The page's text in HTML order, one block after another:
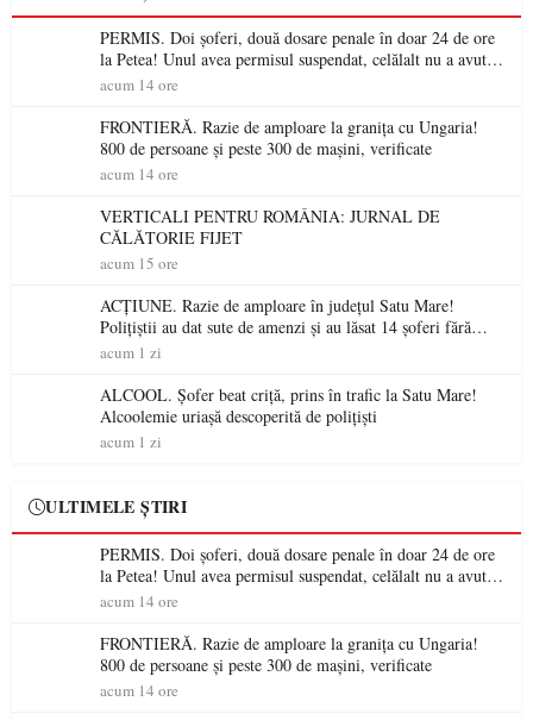
PERMIS. Doi șoferi, două dosare penale în doar 24 de ore
la Petea! Unul avea permisul suspendat, celălalt nu a avut
niciodată permis
acum 14 ore
FRONTIERĂ. Razie de amploare la granița cu Ungaria!
800 de persoane și peste 300 de mașini, verificate
acum 14 ore
VERTICALI PENTRU ROMÂNIA: JURNAL DE
CĂLĂTORIE FIJET
acum 15 ore
ACȚIUNE. Razie de amploare în județul Satu Mare!
Polițiștii au dat sute de amenzi și au lăsat 14 șoferi fără
permis într-o singură zi
acum 1 zi
ALCOOL. Șofer beat criță, prins în trafic la Satu Mare!
Alcoolemie uriașă descoperită de polițiști
acum 1 zi
ULTIMELE ȘTIRI
PERMIS. Doi șoferi, două dosare penale în doar 24 de ore
la Petea! Unul avea permisul suspendat, celălalt nu a avut
niciodată permis
acum 14 ore
FRONTIERĂ. Razie de amploare la granița cu Ungaria!
800 de persoane și peste 300 de mașini, verificate
acum 14 ore